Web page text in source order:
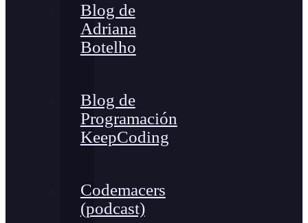
Blog de
Adriana
Botelho
Blog de
Programación
KeepCoding
Codemacers
(podcast)